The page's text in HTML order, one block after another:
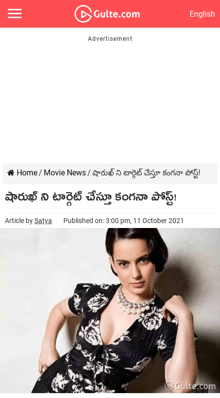
English
Home/ Movie News/ షారుఖ్ ని టార్గెట్ చేస్తూ కంగనా పోస్ట్!
షారుఖ్ ని టార్గెట్ చేస్తూ కంగనా పోస్ట్!
Article bySatya Published on: 3:00 pm, 11 October 2021